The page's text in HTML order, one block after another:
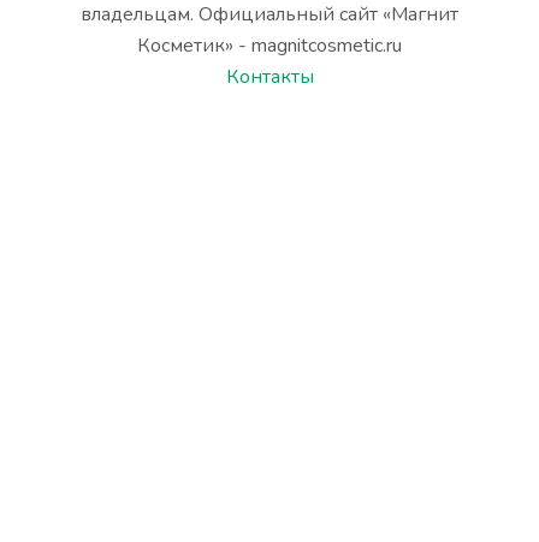
владельцам. Официальный сайт «Магнит
Косметик» - magnitcosmetic.ru
Контакты